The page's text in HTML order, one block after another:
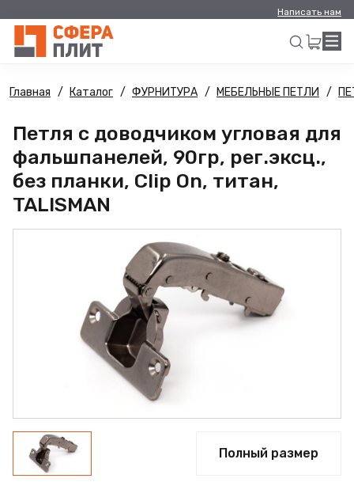
Написать нам
Искать
Главная Каталог ФУРНИТУРА МЕБЕЛЬНЫЕ ПЕТЛИ
Петля с доводчиком угловая для
фальшпанелей, 90гр, рег.эксц.,
без планки, Clip On, титан,
TALISMAN
Полный размер